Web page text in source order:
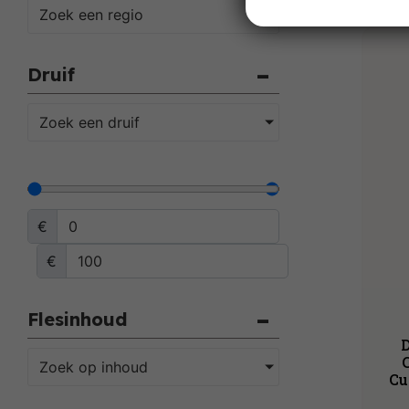
Zoek een regio
Druif
Zoek een druif
€
€
Flesinhoud
Zoek op inhoud